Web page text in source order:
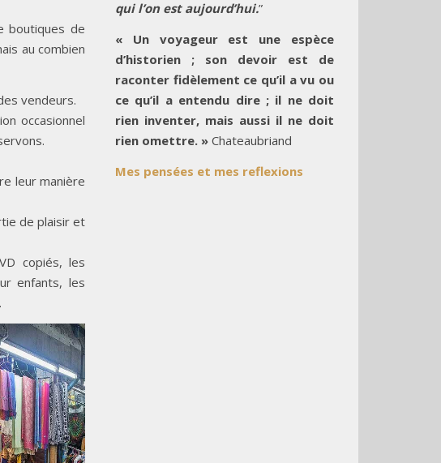
boutiques de
au combien
vendeurs.
occasionnel
leur manière
de plaisir et
copiés, les
enfants, les
qui l’on est aujourd’hui.”
« Un voyageur est une espèce
d’historien ; son devoir est de
raconter fidèlement ce qu’il a vu ou
ce qu’il a entendu dire ; il ne doit
rien inventer, mais aussi il ne doit
rien omettre. » Chateaubriand
Mes pensées et mes reflexions